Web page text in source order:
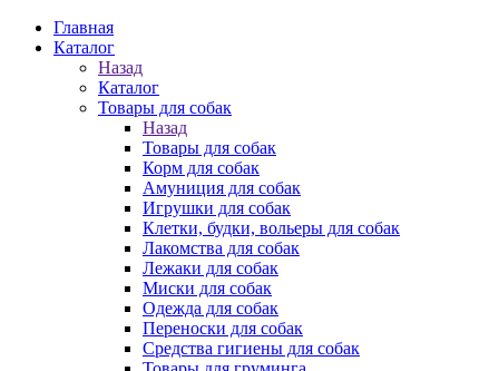
Главная
Каталог
Назад
Каталог
Товары для собак
Назад
Товары для собак
Корм для собак
Амуниция для собак
Игрушки для собак
Клетки, будки, вольеры для собак
Лакомства для собак
Лежаки для собак
Миски для собак
Одежда для собак
Переноски для собак
Средства гигиены для собак